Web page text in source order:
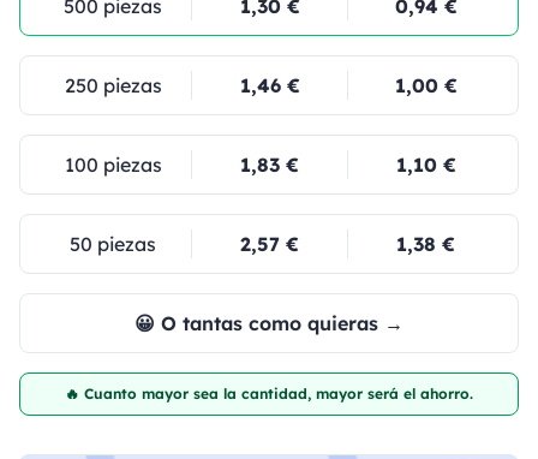
500 piezas 1,30 € 0,94 €
250 piezas 1,46 € 1,00 €
100 piezas 1,83 € 1,10 €
50 piezas 2,57 € 1,38 €
😀 O tantas como quieras →
🔥 Cuanto mayor sea la cantidad, mayor será el ahorro.